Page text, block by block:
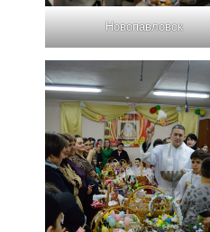
Новопавловск